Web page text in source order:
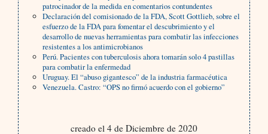
patrocinador de la medida en comentarios contundentes
Declaración del comisionado de la FDA, Scott Gottlieb, sobre el
esfuerzo de la FDA para fomentar el descubrimiento y el
desarrollo de nuevas herramientas para combatir las infecciones
resistentes a los antimicrobianos
Perú. Pacientes con tuberculosis ahora tomarán solo 4 pastillas
para combatir la enfermedad
Uruguay. El “abuso gigantesco” de la industria farmacéutica
Venezuela. Castro: “OPS no firmó acuerdo con el gobierno”
creado el 4 de Diciembre de 2020